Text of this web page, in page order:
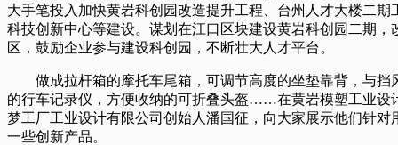
大手笔投入加快黄岩科创园改造提升工程、台州人才大楼二期
科技创新中心等建设。谋划在江口区块建设黄岩科创园二期，
区，鼓励企业参与建设科创园，不断壮大人才平台。
做成拉杆箱的摩托车尾箱，可调节高度的坐垫靠背，与挡
的行车记录仪，方便收纳的可折叠头盔……在黄岩模塑工业设
梦工厂工业设计有限公司创始人潘国征，向大家展示他们针对
一些创新产品。